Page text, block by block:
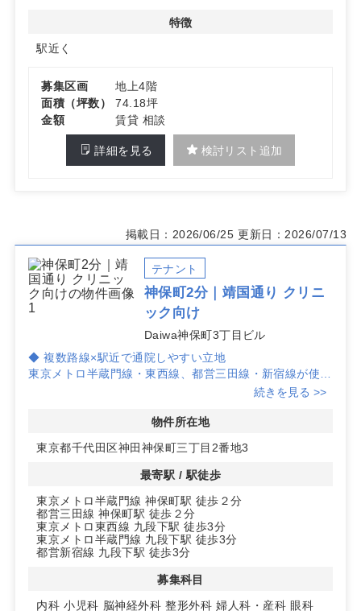
構築に寄与します。エレベーターにより来院時の上下移動
の負担を軽減でき、幅広い年齢層の受診に配慮した環境づ
くりが可能です。千代田区の中心エリアに拠点を置きたい
詳細はお問い合わせください。
特徴
駅近く
募集区画
地上4階
面積（坪数）
74.18坪
金額
賃貸 相談
詳細を見る 検討リスト追加
掲載日：2026/06/25 更新日：2026/07/13
テナント
神保町2分｜靖国通り クリニ
ック向け
Daiwa神保町3丁目ビル
◆ 複数路線×駅近で通院しやすい立地
東京メトロ半蔵門線・東西線、都営三田線・新宿線が使え
る神保町/九段下から徒歩2〜3分。靖国通り沿いで視認性
く、集患力の向上を図りやすいロケーションです。
◆ 明るいフロアと汎用性の高い区画
広い窓面で自然光が入りやすい8階区画、約103.87㎡のレ
造ビルでエレベーター完備。待合から診察、処置スペース
までゾーニング計画を進めやすい環境です。
◆ 開業準備を後押しする環境
ル内。駐車場の用意があり、搬入や関係車両の手配にも配
慮しやすい点が魅力です。保証金は賃料の12ヶ月分、入
続きを見る >>
物件所在地
東京都千代田区神田神保町三丁目2番地3
最寄駅 / 駅徒歩
東京メトロ半蔵門線 神保町駅 徒歩２分
都営三田線 神保町駅 徒歩２分
東京メトロ東西線 九段下駅 徒歩3分
東京メトロ半蔵門線 九段下駅 徒歩3分
都営新宿線 九段下駅 徒歩3分
募集科目
内科 小児科 脳神経外科 整形外科 婦人科・産科 眼科